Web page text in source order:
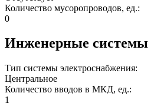
Количество мусоропроводов, ед.:
0
Инженерные системы
Тип системы электроснабжения:
Центральное
Количество вводов в МКД, ед.:
1